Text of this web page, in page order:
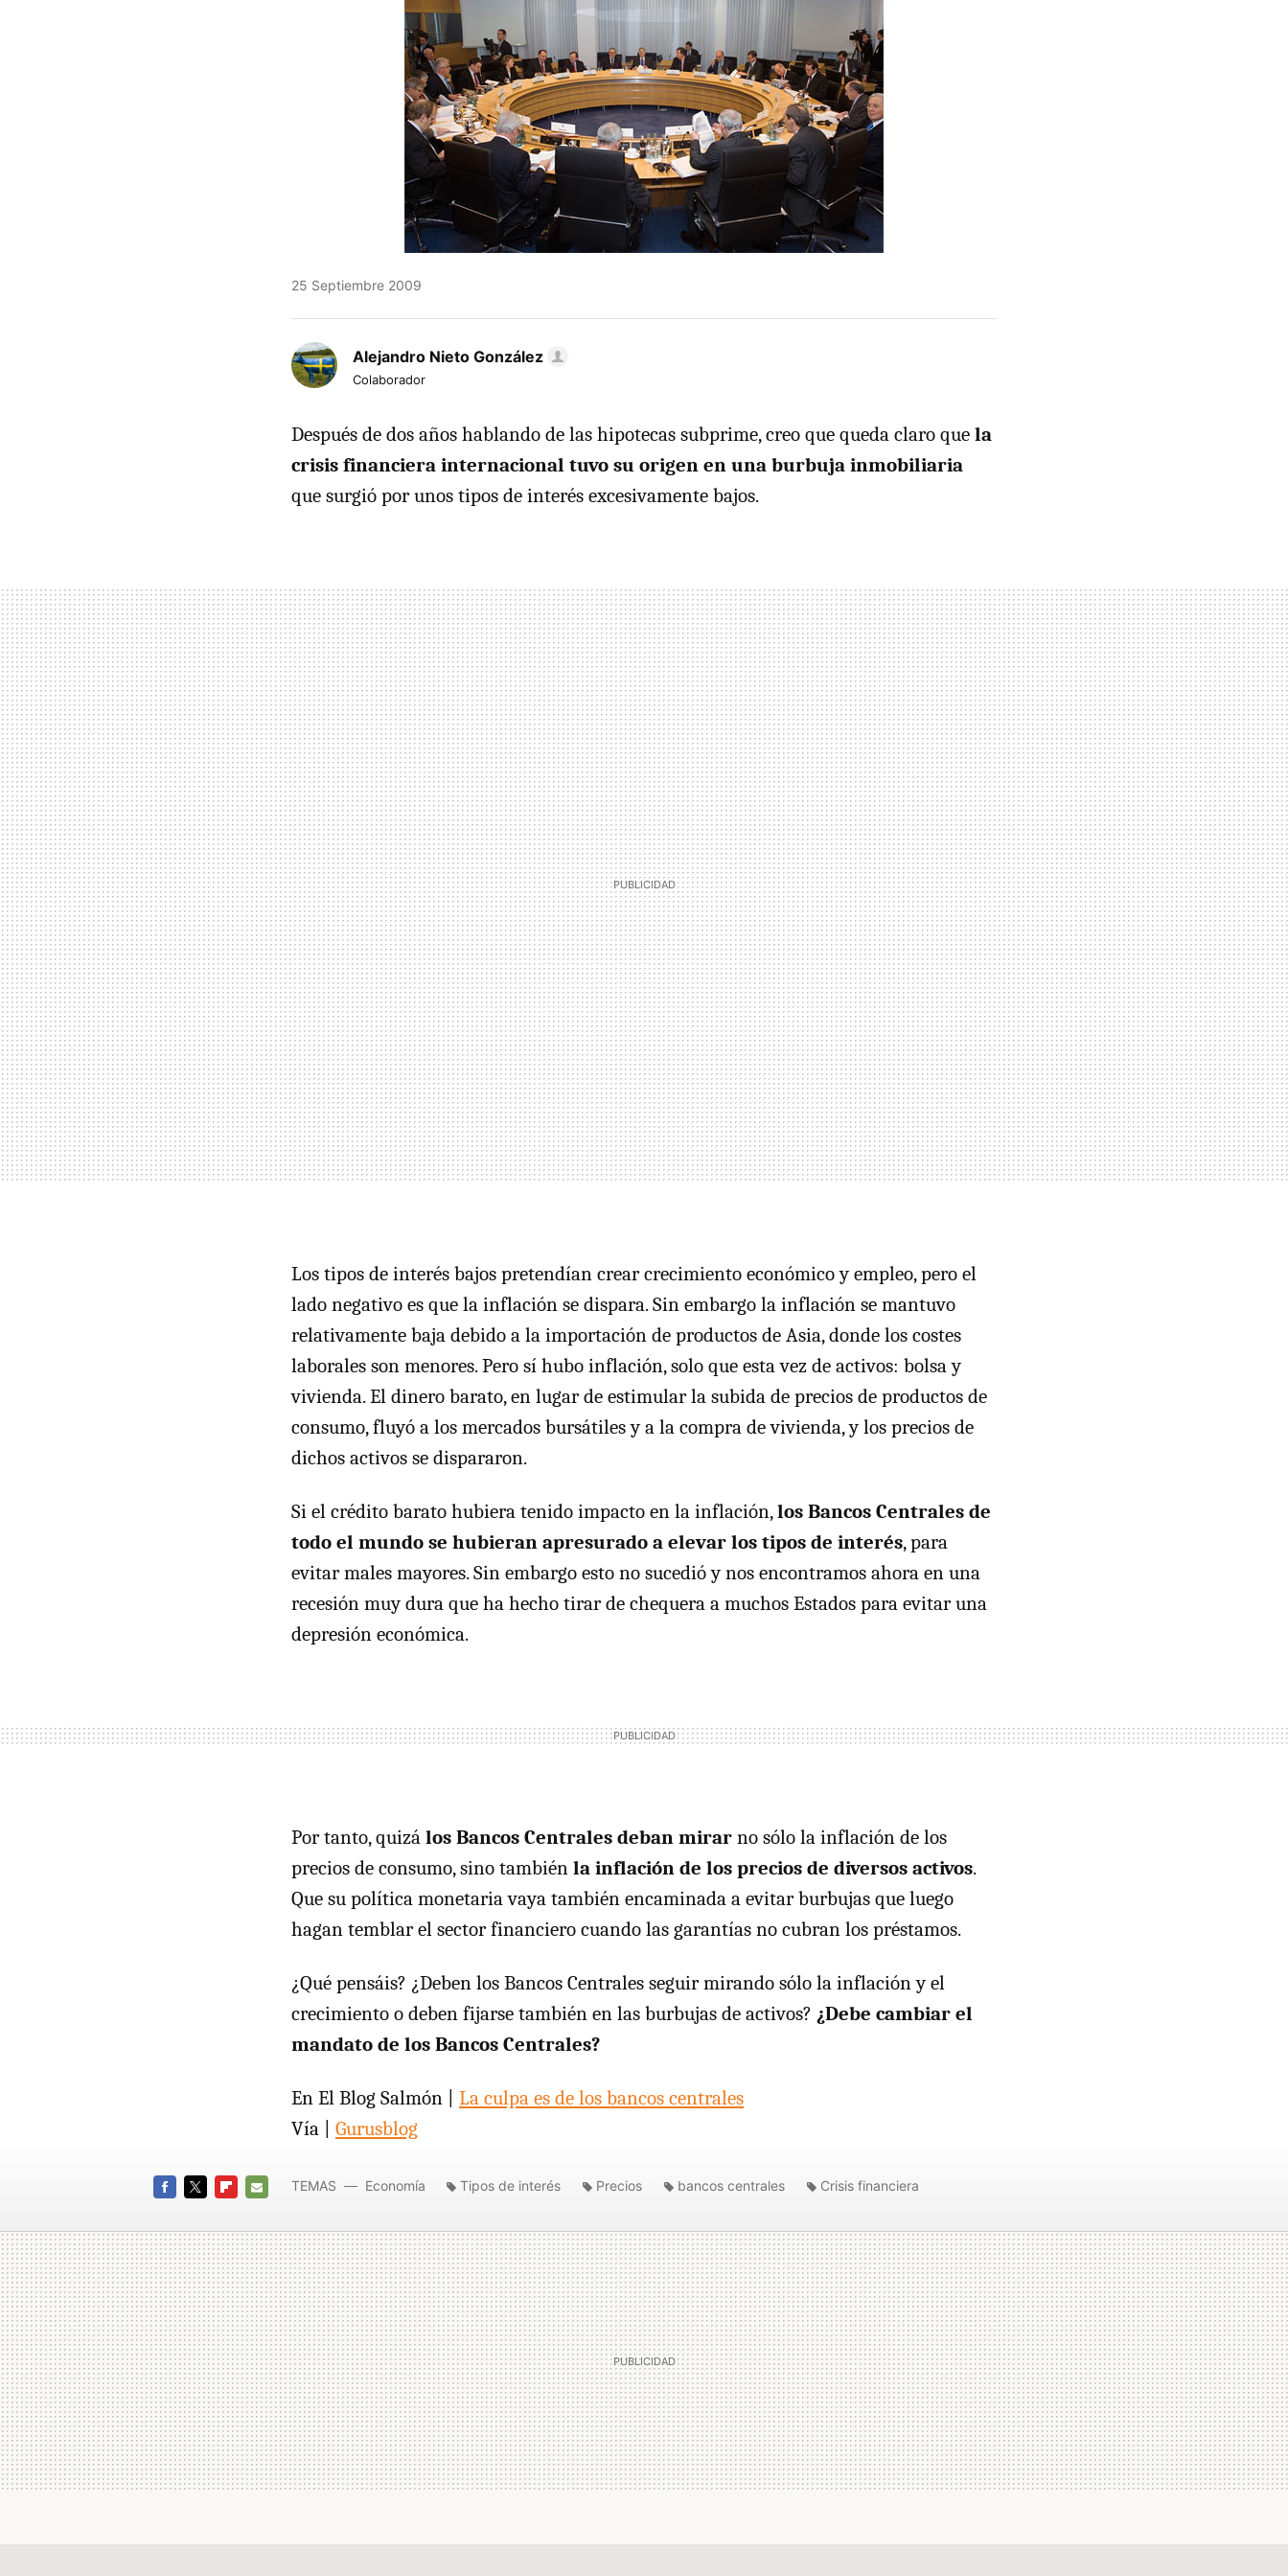
25 Septiembre 2009
Alejandro Nieto González
Colaborador
Después de dos años hablando de las hipotecas subprime, creo que queda claro que la
crisis financiera internacional tuvo su origen en una burbuja inmobiliaria
que surgió por unos tipos de interés excesivamente bajos.
Los tipos de interés bajos pretendían crear crecimiento económico y empleo, pero el
lado negativo es que la inflación se dispara. Sin embargo la inflación se mantuvo
relativamente baja debido a la importación de productos de Asia, donde los costes
laborales son menores. Pero sí hubo inflación, solo que esta vez de activos: bolsa y
vivienda. El dinero barato, en lugar de estimular la subida de precios de productos de
consumo, fluyó a los mercados bursátiles y a la compra de vivienda, y los precios de
dichos activos se dispararon.
Si el crédito barato hubiera tenido impacto en la inflación,los Bancos Centrales de
todo el mundo se hubieran apresurado a elevar los tipos de interés, para
evitar males mayores. Sin embargo esto no sucedió y nos encontramos ahora en una
recesión muy dura que ha hecho tirar de chequera a muchos Estados para evitar una
depresión económica.
Por tanto, quizá los Bancos Centrales deban mirar no sólo la inflación de los
precios de consumo, sino también la inflación de los precios de diversos activos.
Que su política monetaria vaya también encaminada a evitar burbujas que luego
hagan temblar el sector financiero cuando las garantías no cubran los préstamos.
¿Qué pensáis? ¿Deben los Bancos Centrales seguir mirando sólo la inflación y el
crecimiento o deben fijarse también en las burbujas de activos? ¿Debe cambiar el
mandato de los Bancos Centrales?
En El Blog Salmón | La culpa es de los bancos centrales
Vía | Gurusblog
MAIL
TEMAS Economía Tipos de interés Precios bancos centrales Crisis financiera